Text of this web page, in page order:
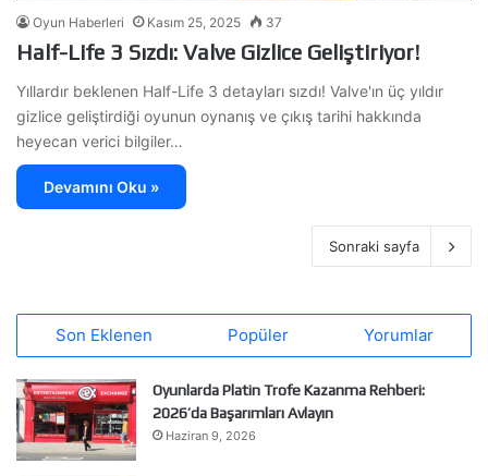
Oyun Haberleri Kasım 25, 2025 37
Half-Life 3 Sızdı: Valve Gizlice Geliştiriyor!
Yıllardır beklenen Half-Life 3 detayları sızdı! Valve'ın üç yıldır
gizlice geliştirdiği oyunun oynanış ve çıkış tarihi hakkında
heyecan verici bilgiler…
Devamını Oku »
Sonraki sayfa
Son Eklenen Popüler Yorumlar
Oyunlarda Platin Trofe Kazanma Rehberi:
2026’da Başarımları Avlayın
Haziran 9, 2026